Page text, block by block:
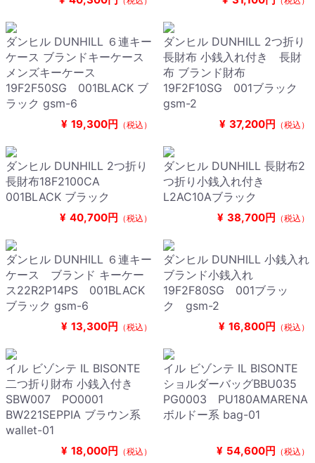
ダンヒル DUNHILL ６連キー
ケース ブランドキーケース
メンズキーケース
19F2F50SG 001BLACK ブ
ラック gsm-6
¥ 19,300円 （税込）
ダンヒル DUNHILL 2つ折り
長財布 小銭入れ付き 長財
布 ブランド財布
19F2F10SG 001ブラック
gsm-2
¥ 37,200円 （税込）
ダンヒル DUNHILL 2つ折り
長財布18F2100CA
001BLACK ブラック
¥ 40,700円 （税込）
ダンヒル DUNHILL 長財布2
つ折り小銭入れ付き
L2AC10Aブラック
¥ 38,700円 （税込）
ダンヒル DUNHILL ６連キー
ケース ブランド キーケー
ス22R2P14PS 001BLACK
ブラック gsm-6
¥ 13,300円 （税込）
ダンヒル DUNHILL 小銭入れ
ブランド小銭入れ
19F2F80SG 001ブラッ
ク gsm-2
¥ 16,800円 （税込）
イル ビゾンテ IL BISONTE
二つ折り財布 小銭入付き
SBW007 PO0001
BW221SEPPIA ブラウン系
wallet-01
¥ 18,000円 （税込）
イル ビゾンテ IL BISONTE
ショルダーバッグBBU035
PG0003 PU180AMARENA
ボルドー系 bag-01
¥ 54,600円 （税込）